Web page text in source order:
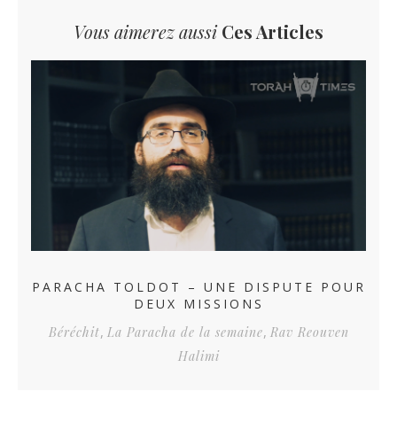
Vous aimerez aussiCes Articles
PARACHA TOLDOT – UNE DISPUTE POUR
DEUX MISSIONS
Béréchit, La Paracha de la semaine, Rav Reouven
Halimi